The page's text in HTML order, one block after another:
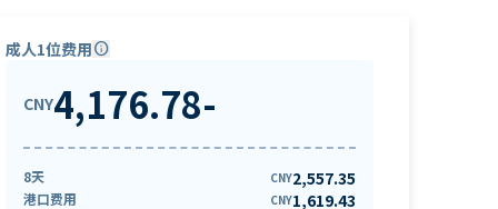
成人1位费用info
CNY4,176.78-
8天 CNY2,557.35
港口费用 CNY1,619.43